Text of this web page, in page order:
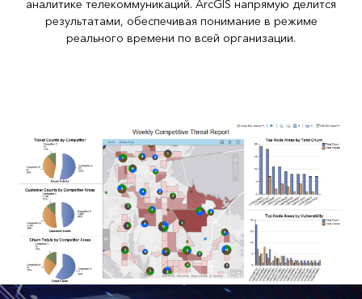
аналитике телекоммуникаций. ArcGIS напрямую делится
результатами, обеспечивая понимание в режиме
реального времени по всей организации.